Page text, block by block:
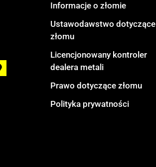
Informacje o złomie
Ustawodawstwo dotyczące
złomu
Licencjonowany kontroler
dealera metali
Prawo dotyczące złomu
Polityka prywatności